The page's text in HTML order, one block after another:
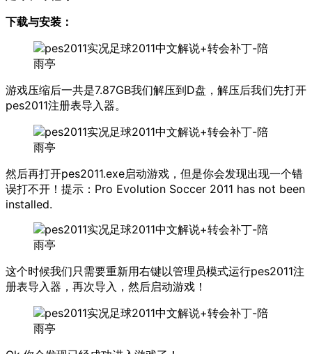
下载与安装：
游戏压缩后一共是7.87GB我们解压到D盘，解压后我们先打开
pes2011注册表导入器。
然后再打开pes2011.exe启动游戏，但是你会发现出现一个错
误打不开！提示：Pro Evolution Soccer 2011 has not been
installed.
这个时候我们只需要重新用右键以管理员模式运行pes2011注
册表导入器，再次导入，然后启动游戏！